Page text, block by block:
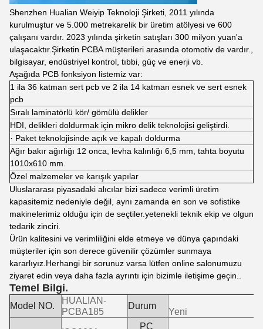
Shenzhen Hualian Weiyip Teknoloji Şirketi, 2011 yılında
kurulmuştur ve 5.000 metrekarelik bir üretim atölyesi ve 600
çalışanı vardır. 2023 yılında şirketin satışları 300 milyon yuan'a
ulaşacaktır.Şirketin PCBA müşterileri arasında otomotiv de vardır.,
bilgisayar, endüstriyel kontrol, tıbbi, güç ve enerji vb.
Aşağıda PCB fonksiyon listemiz var:
1 ila 36 katman sert pcb ve 2 ila 14 katman esnek ve sert esnek
pcb
Sıralı laminatörlü kör/ gömülü delikler
HDI, delikleri doldurmak için mikro delik teknolojisi geliştirdi.
· Paket teknolojisinde açık ve kapalı doldurma
Ağır bakır ağırlığı 12 onca, levha kalınlığı 6,5 mm, tahta boyutu
1010x610 mm.
Özel malzemeler ve karışık yapılar
Uluslararası piyasadaki alıcılar bizi sadece verimli üretim
kapasitemiz nedeniyle değil, aynı zamanda en son ve sofistike
makinelerimiz olduğu için de seçtiler.yetenekli teknik ekip ve olgun
tedarik zinciri.
Ürün kalitesini ve verimliliğini elde etmeye ve dünya çapındaki
müşteriler için son derece güvenilir çözümler sunmaya
kararlıyız.Herhangi bir sorunuz varsa lütfen online salonumuzu
ziyaret edin veya daha fazla ayrıntı için bizimle iletişime geçin..
Temel Bilgi.
Model NO.
HUALIAN-
PCBA185
Durum
Yeni
PC